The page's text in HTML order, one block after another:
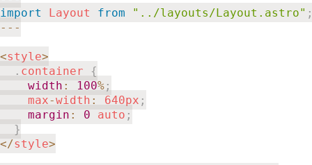
import
Layout from "../layouts/Layout.astro"
-- -
<style>
. container
{
width : 100% ;
    max
-width : 640px ;
margin : 0 auto ;
}
</style>